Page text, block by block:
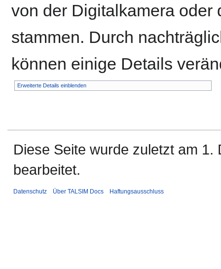
von der Digitalkamera oder
stammen. Durch
können einige Details
Erweiterte Details einblenden
Diese Seite wurde zuletzt am
bearbeitet.
Datenschutz Über TALSIM Docs Haftungsausschluss